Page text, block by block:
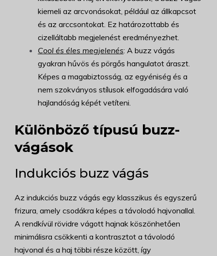
kiemeli az arcvonásokat, például az állkapcsot
és az arccsontokat. Ez határozottabb és
cizelláltabb megjelenést eredményezhet.
Cool és éles megjelenés: A buzz vágás
gyakran hűvös és pörgős hangulatot áraszt.
Képes a magabiztosság, az egyéniség és a
nem szokványos stílusok elfogadására való
hajlandóság képét vetíteni.
Különböző típusú buzz-
vágások
Indukciós buzz vágás
Az indukciós buzz vágás egy klasszikus és egyszerű
frizura, amely csodákra képes a távolodó hajvonallal.
A rendkívül rövidre vágott hajnak köszönhetően
minimálisra csökkenti a kontrasztot a távolodó
hajvonal és a haj többi része között, így